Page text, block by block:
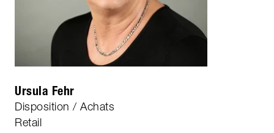
Ursula Fehr
Disposition / Achats
Retail